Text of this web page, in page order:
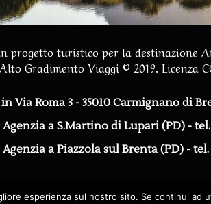
progetto turistico per la destinazione
Alto Gradimento Viaggi © 2019. Licenza
Via Roma 3 - 35010 Carmignano di
Agenzia a S.Martino di Lupari (PD) - tel.
Agenzia a Piazzola sul Brenta (PD) - tel.
esperienza sul nostro sito. Se continui ad